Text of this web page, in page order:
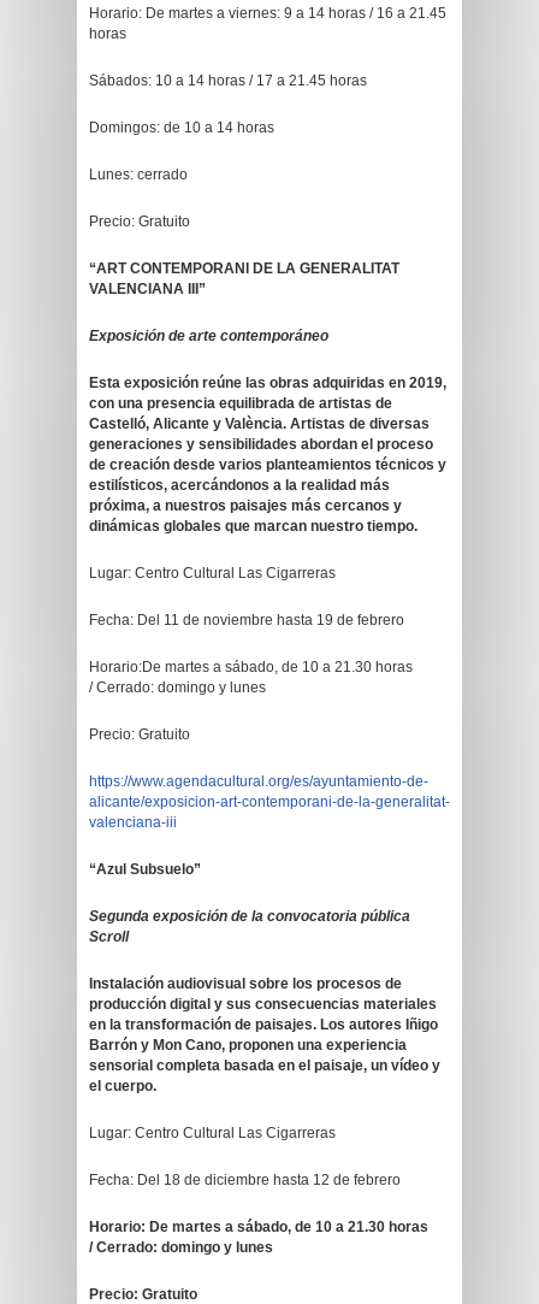
Horario: De martes a viernes: 9 a 14 horas / 16 a 21.45
horas
Sábados: 10 a 14 horas / 17 a 21.45 horas
Domingos: de 10 a 14 horas
Lunes: cerrado
Precio: Gratuito
“ART CONTEMPORANI DE LA GENERALITAT
VALENCIANA III”
Exposición de arte contemporáneo
Esta exposición reúne las obras adquiridas en 2019,
con una presencia equilibrada de artistas de
Castelló, Alicante y València. Artistas de diversas
generaciones y sensibilidades abordan el proceso
de creación desde varios planteamientos técnicos y
estilísticos, acercándonos a la realidad más
próxima, a nuestros paisajes más cercanos y
dinámicas globales que marcan nuestro tiempo.
Lugar: Centro Cultural Las Cigarreras
Fecha: Del 11 de noviembre hasta 19 de febrero
Horario:De martes a sábado, de 10 a 21.30 horas
/ Cerrado: domingo y lunes
Precio: Gratuito
https://www.agendacultural.org/es/ayuntamiento-de-
alicante/exposicion-art-contemporani-de-la-generalitat-
valenciana-iii
“Azul Subsuelo”
Segunda exposición de la convocatoria pública
Scroll
Instalación audiovisual sobre los procesos de
producción digital y sus consecuencias materiales
en la transformación de paisajes. Los autores Iñigo
Barrón y Mon Cano, proponen una experiencia
sensorial completa basada en el paisaje, un vídeo y
el cuerpo.
Lugar: Centro Cultural Las Cigarreras
Fecha: Del 18 de diciembre hasta 12 de febrero
Horario: De martes a sábado, de 10 a 21.30 horas
/Cerrado: domingo y lunes
Precio: Gratuito